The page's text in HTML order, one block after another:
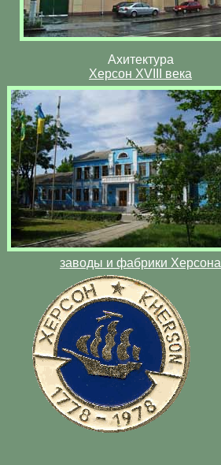
Ахитектура
Херсон XVIII века
заводы и фабрики Херсона